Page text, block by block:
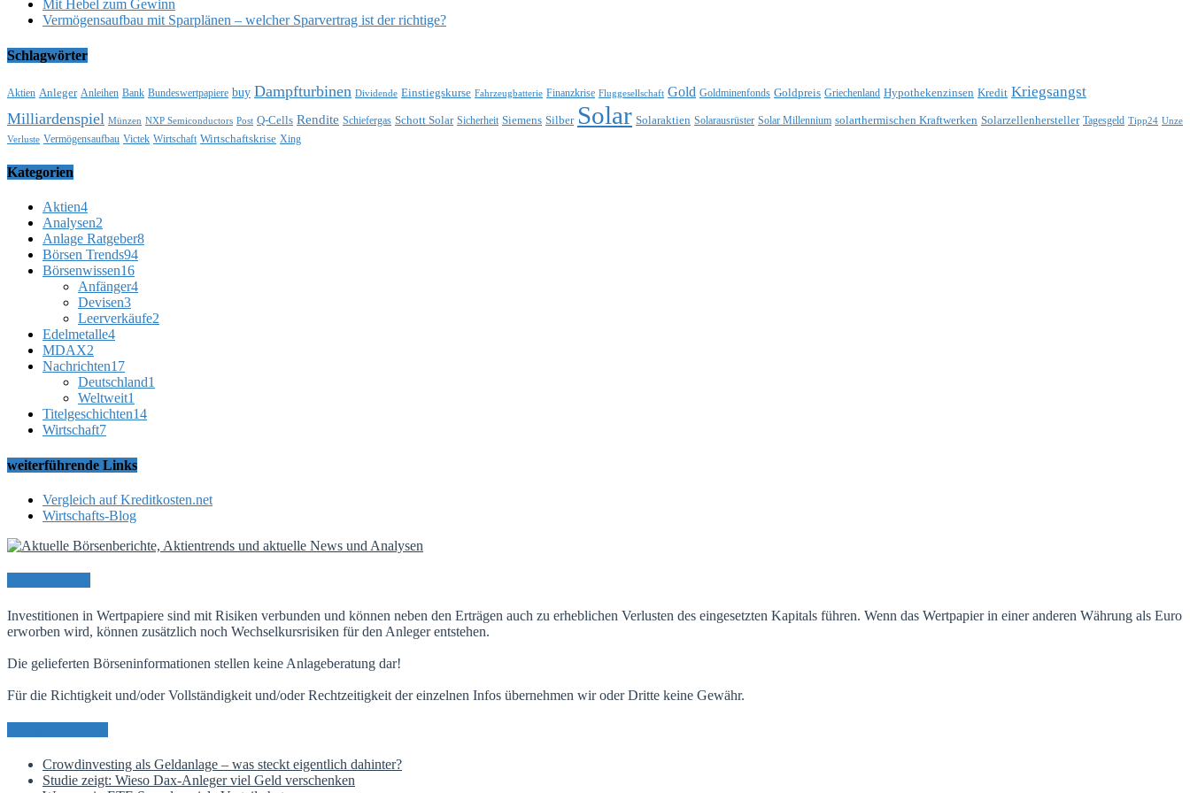
Mit Hebel zum Gewinn
Vermögensaufbau mit Sparplänen – welcher Sparvertrag ist der richtige?
Schlagwörter
Aktien Anleger Anleihen Bank Bundeswertpapiere buy Dampfturbinen Dividende Einstiegskurse Fahrzeugbatterie Finanzkrise Fluggesellschaft Gold Goldminenfonds Goldpreis Griechenland Hypothekenzinsen Kredit Kriegsangst
Milliardenspiel Münzen NXP Semiconductors Post Q-Cells Rendite Schiefergas Schott Solar Sicherheit Siemens Silber Solar Solaraktien Solarausrüster Solar Millennium solarthermischen Kraftwerken Solarzellenhersteller Tagesgeld Tipp24 Unze
Verluste Vermögensaufbau Victek Wirtschaft Wirtschaftskrise Xing
Kategorien
Aktien4
Analysen2
Anlage Ratgeber8
Börsen Trends94
Börsenwissen16
Anfänger4
Devisen3
Leerverkäufe2
Edelmetalle4
MDAX2
Nachrichten17
Deutschland1
Weltweit1
Titelgeschichten14
Wirtschaft7
weiterführende Links
Vergleich auf Kreditkosten.net
Wirtschafts-Blog
Investitionen in Wertpapiere sind mit Risiken verbunden und können neben den Erträgen auch zu erheblichen Verlusten des eingesetzten Kapitals führen. Wenn das Wertpapier in einer anderen Währung als Euro
erworben wird, können zusätzlich noch Wechselkursrisiken für den Anleger entstehen.
Die gelieferten Börseninformationen stellen keine Anlageberatung dar!
Für die Richtigkeit und/oder Vollständigkeit und/oder Rechtzeitigkeit der einzelnen Infos übernehmen wir oder Dritte keine Gewähr.
Crowdinvesting als Geldanlage – was steckt eigentlich dahinter?
Studie zeigt: Wieso Dax-Anleger viel Geld verschenken